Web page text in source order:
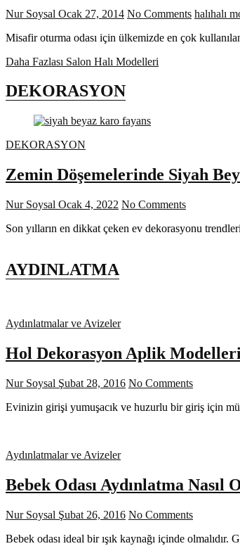
Nur Soysal Ocak 27, 2014 No Comments halıhalı
Misafir oturma odası için ülkemizde en çok
Daha Fazlası Salon Halı Modelleri
DEKORASYON
DEKORASYON
Zemin Döşemelerinde Siyah
Nur Soysal Ocak 4, 2022 No Comments
Son yılların en dikkat çeken ev dekorasyonu
AYDINLATMA
Aydınlatmalar ve Avizeler
Hol Dekorasyon Aplik Modelleri
Nur Soysal Şubat 28, 2016 No Comments
Evinizin girişi yumuşacık ve huzurlu bir giriş için
Aydınlatmalar ve Avizeler
Bebek Odası Aydınlatma Nasıl
Nur Soysal Şubat 26, 2016 No Comments
Bebek odası ideal bir ışık kaynağı içinde